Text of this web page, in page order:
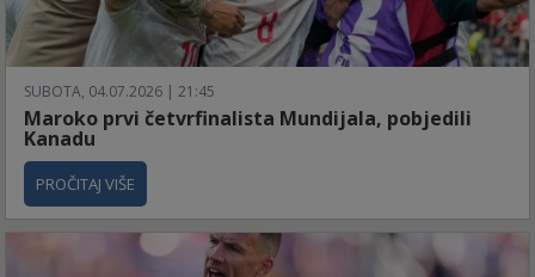
SUBOTA, 04.07.2026 | 21:45
Maroko prvi četvrfinalista Mundijala, pobjedili
Kanadu
PROČITAJ VIŠE